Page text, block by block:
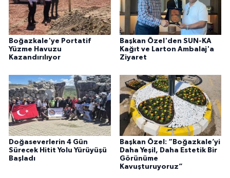
Boğazkale'ye Portatif
Yüzme Havuzu
Kazandırılıyor
Başkan Özel'den SUN-KA
Kağıt ve Larton Ambalaj'a
Ziyaret
Doğaseverlerin 4 Gün
Sürecek Hitit Yolu Yürüyüşü
Başladı
Başkan Özel: “Boğazkale’yi
Daha Yeşil, Daha Estetik Bir
Görünüme
Kavuşturuyoruz”